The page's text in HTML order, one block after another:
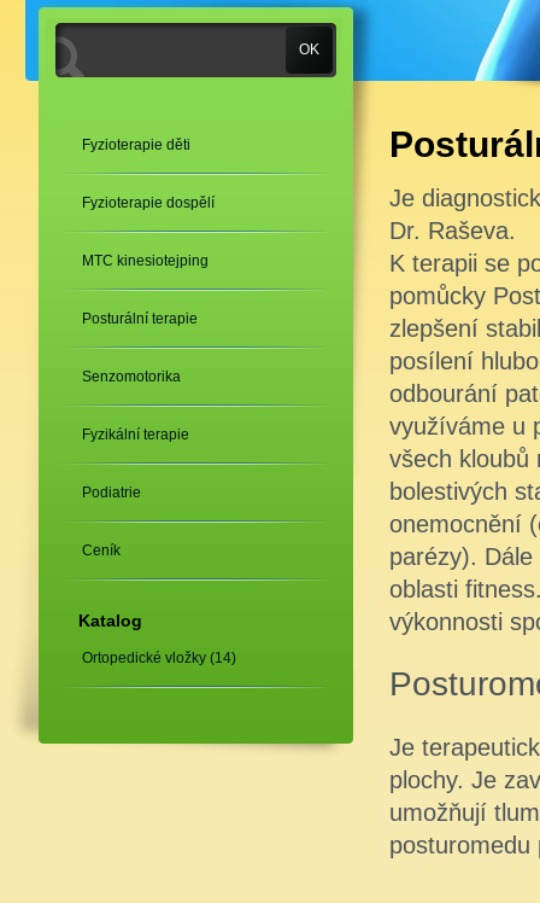
Fyzioterapie děti
Fyzioterapie dospělí
MTC kinesiotejping
Posturální terapie
Senzomotorika
Fyzikální terapie
Podiatrie
Ceník
Katalog
Ortopedické vložky (14)
Je
Dr. Raševa.
K terapii se
pomůcky
zlepšení
posílení
odbourání
využíváme u
všech kloubů
bolestivých
onemocnění
parézy).
oblasti
výkonnosti
Je
plochy. Je
umožňují
posturomedu